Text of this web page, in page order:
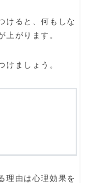
けると、何もしな
上がります。
けましょう。
理由は心理効果を